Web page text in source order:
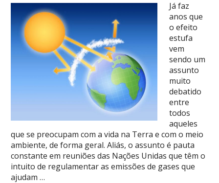
Já faz
anos que
o efeito
estufa
vem
sendo um
assunto
muito
debatido
entre
todos
aqueles
que se preocupam com a vida na Terra e com o meio
ambiente, de forma geral. Aliás, o assunto é pauta
constante em reuniões das Nações Unidas que têm o
intuito de regulamentar as emissões de gases que
ajudam …